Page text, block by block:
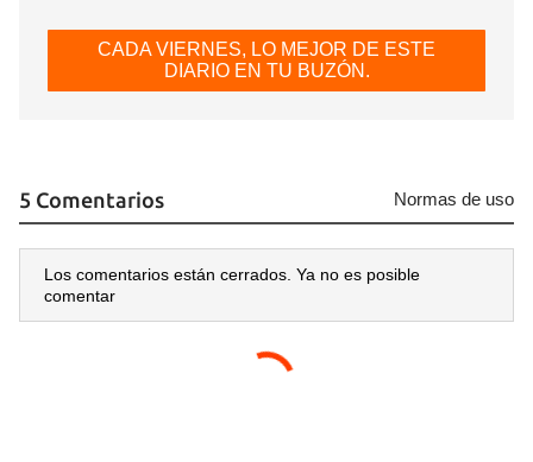
iniciar sesión con tu cuenta de 14ymedio.
INICIAR SESIÓN CANCELAR
CADA VIERNES, LO MEJOR DE ESTE
DIARIO EN TU BUZÓN.
5 Comentarios Normas de uso
Los comentarios están cerrados. Ya no es posible
comentar